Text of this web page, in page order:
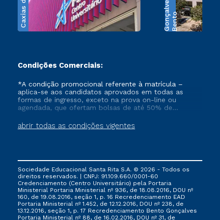
B
e
n
t
o
G
o
n
ç
a
l
v
e
s
Condições Comerciais:
abrir todas as condições vigentes
*A condição promocional referente à matrícula –
aplica-se aos candidatos aprovados em todas as
formas de ingresso, exceto na prova on-line ou
agendada, que ofertam bolsas de até 50% de
que ainda não tenham efetivado e/ou não tenham
cancelado ou trancado sua matrícula em uma das
FIES, Prouni e outros programas governamentais, e
não se acumula com nenhuma outra campanha
ofertada pela Instituição.
Sociedade Educacional Santa Rita S.A. © 2026 - Todos os
direitos reservados. | CNPJ: 91.109.660/0001-60
Credenciamento (Centro Universitário) pela Portaria
Ministerial Portaria Ministerial nº 936, de 18.08.2016, DOU nº
160, de 19.08.2016, seção 1, p. 16 Recredenciamento EAD
Portaria Ministerial nº 1.452, de 12.12.2016, DOU nº 238, de
13.12.2016, seção 1, p. 17 Recredenciamento Bento Gonçalves
Portaria Ministerial nº 88, de 16.02.2016, DOU nº 31, de